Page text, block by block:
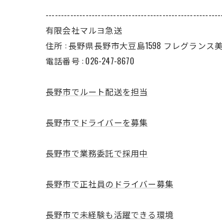
有限会社マルヨ急送
住所 : 長野県長野市大豆島1598 フレグランス
電話番号 : 026-247-8670
長野市でルート配送を担当
長野市でドライバーを募集
長野市で業務委託で採用中
長野市で正社員のドライバー募集
長野市で未経験も活躍できる環境